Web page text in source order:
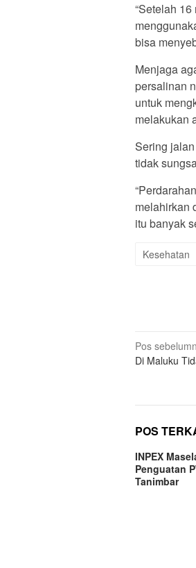
“Setelah
bisa
Menjaga
persalinan
untuk
melakukan
Sering
tidak
melahirkan
itu banyak
Kesehatan
pos
Pos
Di Maluku
POS
INPEX
Penguatan
Tanimbar